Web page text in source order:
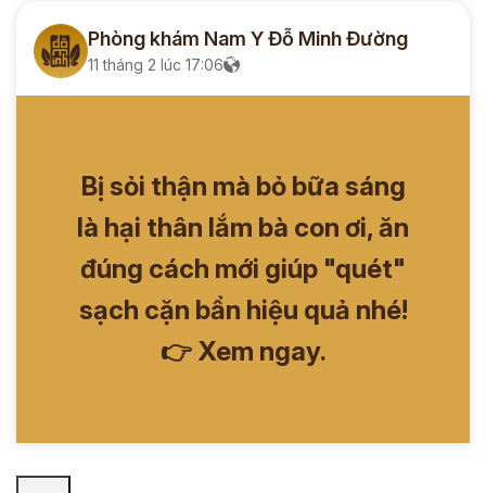
Phòng khám Nam Y Đỗ Minh Đường
11 tháng 2 lúc 17:06
Bị sỏi thận mà bỏ bữa sáng
là hại thân lắm bà con ơi, ăn
đúng cách mới giúp "quét"
sạch cặn bẩn hiệu quả nhé!
👉 Xem ngay.